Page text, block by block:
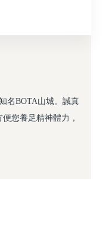
名BOTA山城。誠真
您養足精神體力，